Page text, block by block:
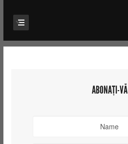
ABONAȚI-VĂ